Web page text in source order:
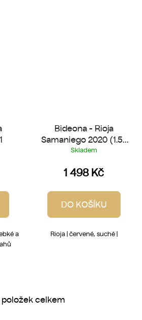
a
Bideona - Rioja
Samaniego 2020 (1.5 l
Magnum)
Skladem
1 498 Kč
DO KOŠÍKU
Rioja | červené, suché |
Ocelkem